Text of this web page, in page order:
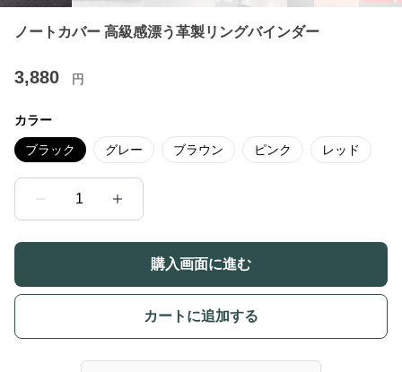
ノートカバー 高級感漂う革製リングバインダー
3,880 円
カラー
ブラック グレー ブラウン ピンク レッド
1
購入画面に進む
カートに追加する